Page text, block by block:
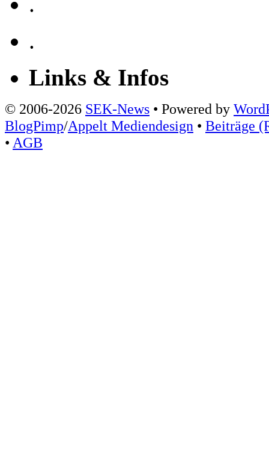
.
Links & Infos
© 2006-2026 SEK-News • Powered by
BlogPimp/Appelt Mediendesign • Beiträge
• AGB